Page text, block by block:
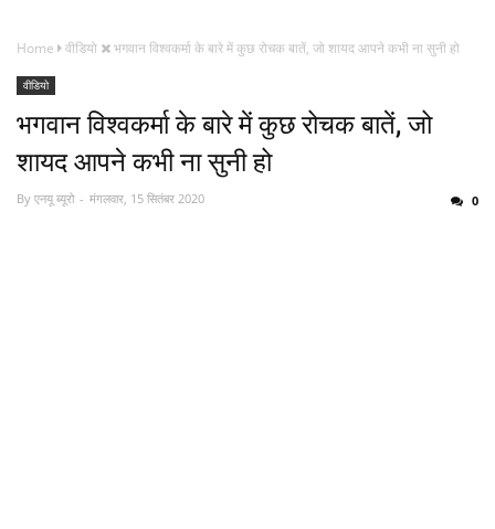
Home वीडियो भगवान विश्वकर्मा के बारे में कुछ रोचक बातें, जो शायद आपने कभी ना सुनी हो
वीडियो
भगवान विश्वकर्मा के बारे में कुछ रोचक बातें, जो
शायद आपने कभी ना सुनी हो
By एनयू ब्यूरो मंगलवार, 15 सितंबर 2020 0